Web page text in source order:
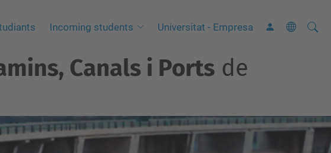
Incoming students Universitat - Empresa Cerca
C
v
a
Canals i Portsde